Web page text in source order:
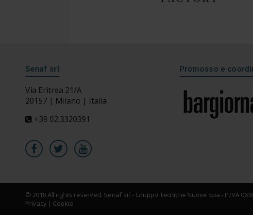
Senaf srl
Via Eritrea 21/A
20157 | Milano | Italia
+39 02.3320391
Promosso e
© 2018 All rights reserved. Senaf srl - Gruppo Tecniche Nuove Spa - P.IVA
Privacy | Cookie